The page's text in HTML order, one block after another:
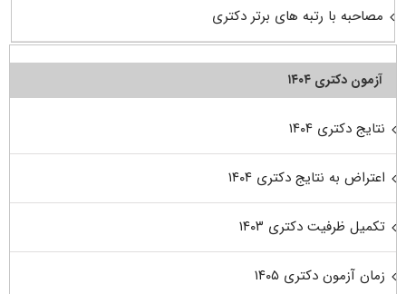
مصاحبه با رتبه های برتر دکتری
آزمون دکتری ۱۴۰۴
نتایج دکتری ۱۴۰۴
اعتراض به نتایج دکتری ۱۴۰۴
تکمیل ظرفیت دکتری ۱۴۰۳
زمان آزمون دکتری ۱۴۰۵